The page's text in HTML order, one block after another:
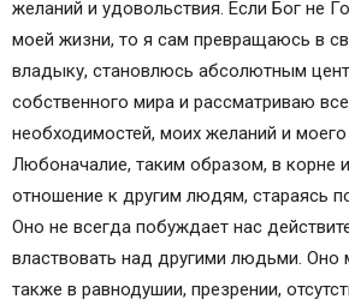
желаний и удовольствия. Если Бог не
моей жизни, то я сам превращаюсь в
владыку, становлюсь абсолютным
собственного мира и рассматриваю
необходимостей, моих желаний и
Любоначалие, таким образом, в корне
отношение к другим людям, стараясь
Оно не всегда побуждает нас
властвовать над другими людьми.
также в равнодушии, презрении,